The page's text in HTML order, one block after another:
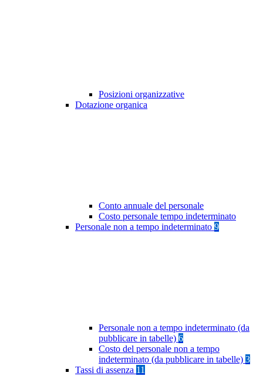
Posizioni organizzative
Dotazione organica
Conto annuale del personale
Costo personale tempo indeterminato
Personale non a tempo indeterminato 9
Personale non a tempo indeterminato (da
pubblicare in tabelle) 6
Costo del personale non a tempo
indeterminato (da pubblicare in tabelle) 3
Tassi di assenza 11